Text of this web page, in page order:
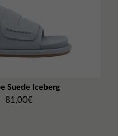
Suede Iceberg
81,00€